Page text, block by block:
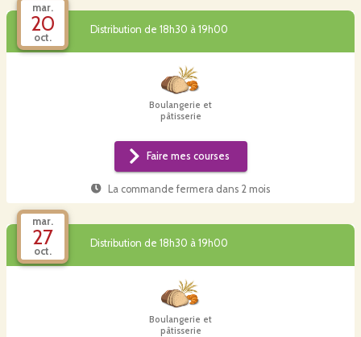
mar.
20
oct.
Distribution de 18h30 à 19h00
Boulangerie et
pâtisserie
Faire mes courses
La commande fermera dans 2 mois
mar.
27
oct.
Distribution de 18h30 à 19h00
Boulangerie et
pâtisserie